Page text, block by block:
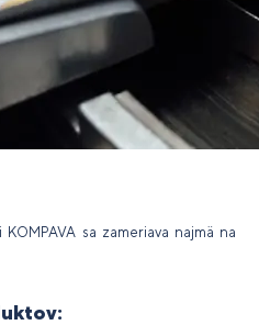
sa zameriava najmä na